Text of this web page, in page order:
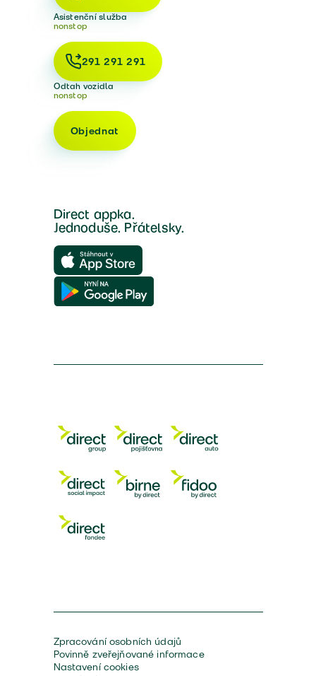
Asistenční služba
nonstop
291 291 291
Odtah vozidla
nonstop
Objednat
Direct appka.
Jednoduše. Přátelsky.
Zpracování osobních údajů
Povinně zveřejňované informace
Nastavení cookies